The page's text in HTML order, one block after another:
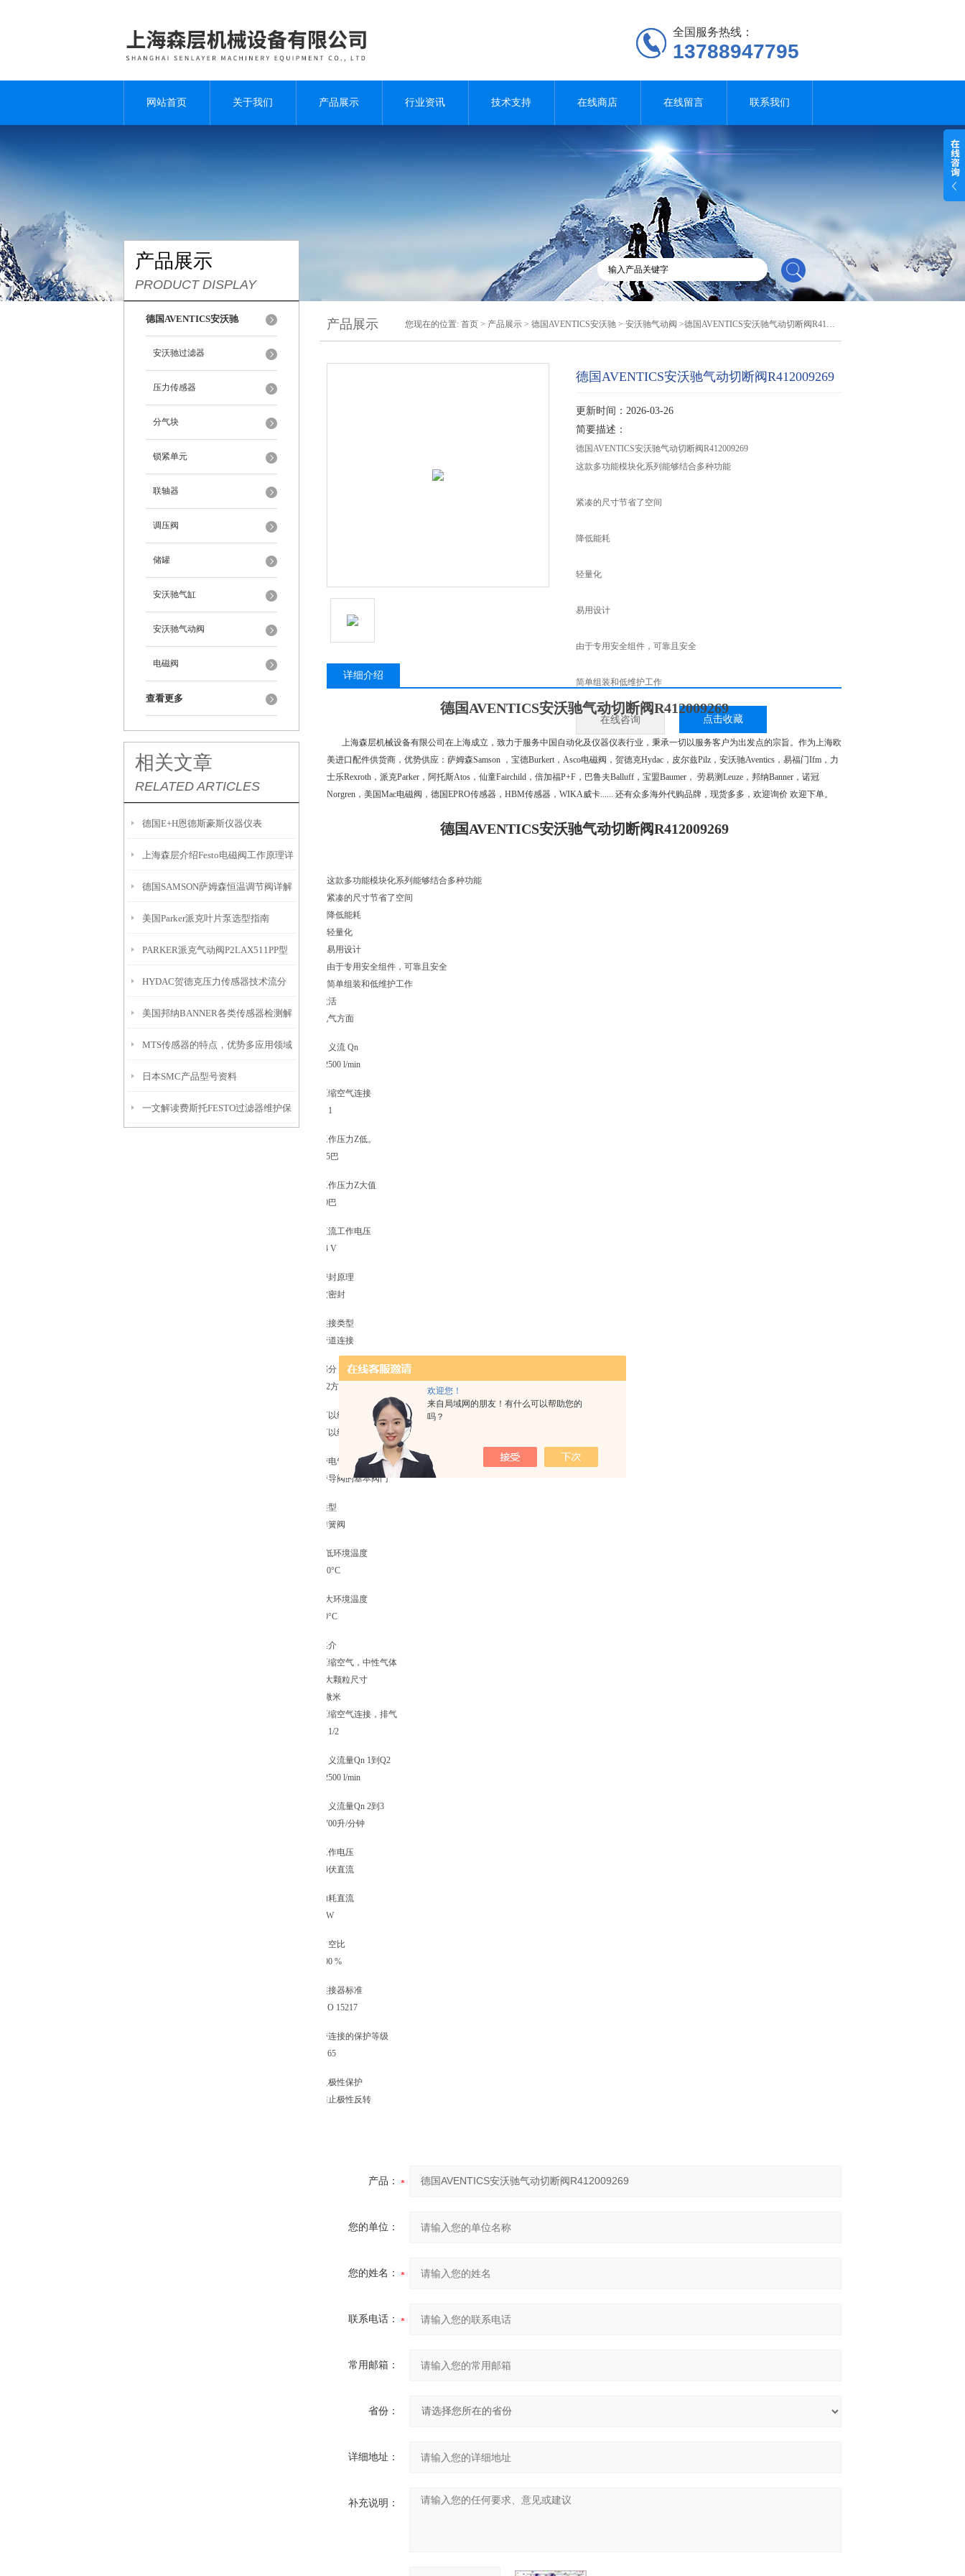
欢迎您！
来自局域网的朋友！有什么可以帮助您的
吗？
全国服务热线：
13788947795
网站首页 关于我们 产品展示 行业资讯 技术支持 在线商店 在线留言 联系我们
产品展示
PRODUCT DISPLAY
德国AVENTICS安沃驰
安沃驰过滤器
压力传感器
分气块
锁紧单元
联轴器
调压阀
储罐
安沃驰气缸
安沃驰气动阀
电磁阀
查看更多
相关文章
RELATED ARTICLES
德国E+H恩德斯豪斯仪器仪表
上海森层介绍Festo电磁阀工作原理详
解
德国SAMSON萨姆森恒温调节阀详解
美国Parker派克叶片泵选型指南
PARKER派克气动阀P2LAX511PP型
号价格表
HYDAC贺德克压力传感器技术流分
享
美国邦纳BANNER各类传感器检测解
析
MTS传感器的特点，优势多应用领域
广，赶紧过来看看吧
日本SMC产品型号资料
一文解读费斯托FESTO过滤器维护保
产品展示 您现在的位置: 首页 > 产品展示 > 德国AVENTICS安沃驰 > 安沃驰气动阀 >德国AVENTICS安沃驰气动切断阀R412009269
德国AVENTICS安沃驰气动切断阀R412009269
更新时间：2026-03-26
简要描述：
德国AVENTICS安沃驰气动切断阀R412009269
这款多功能模块化系列能够结合多种功能
紧凑的尺寸节省了空间
降低能耗
轻量化
易用设计
由于专用安全组件，可靠且安全
简单组装和低维护工作
在线咨询 点击收藏
详细介绍
德国AVENTICS安沃驰气动切断阀R412009269
上海森层机械设备有限公司在上海成立，致力于服务中国自动化及仪器仪表行业，秉承一切以服务客户为出发点的宗旨。作为上海欧
美进口配件供货商，优势供应：萨姆森Samson ，宝德Burkert，Asco电磁阀，贺德克Hydac，皮尔兹Pilz，安沃驰Aventics，易福门Ifm，力
士乐Rexroth，派克Parker，阿托斯Atos，仙童Fairchild，倍加福P+F，巴鲁夫Balluff，宝盟Baumer， 劳易测Leuze，邦纳Banner，诺冠
Norgren，美国Mac电磁阀，德国EPRO传感器，HBM传感器，WIKA威卡...... 还有众多海外代购品牌，现货多多，欢迎询价 欢迎下单。
德国AVENTICS安沃驰气动切断阀R412009269
这款多功能模块化系列能够结合多种功能
紧凑的尺寸节省了空间
降低能耗
轻量化
易用设计
由于专用安全组件，可靠且安全
简单组装和低维护工作
激活
电气方面
名义流 Qn
12500 l/min
压缩空气连接
G 1
工作压力Z低。
2.5巴
工作压力Z大值
10巴
直流工作电压
24 V
密封原理
软密封
连接类型
管道连接
部分
3/2方向阀
可以组装成块
可以组装成块
带电气连接器的基本阀门
带导阀的基本阀门
类型
弹簧阀
Z低环境温度
-10°C
Z大环境温度
50°C
媒介
压缩空气，中性气体
Z大颗粒尺寸
5微米
压缩空气连接，排气
G 1/2
名义流量Qn 1到Q2
12500 l/min
名义流量Qn 2到3
3700升/分钟
工作电压
24伏直流
功耗直流
2 W
占空比
100 %
连接器标准
ISO 15217
带连接的保护等级
IP65
反极性保护
防止极性反转
产品：
您的单位：
您的姓名：
联系电话：
常用邮箱：
省份：
详细地址：
补充说明：